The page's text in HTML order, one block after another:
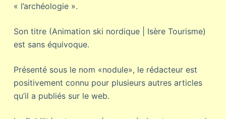
« l’archéologie ».
Son titre (Animation ski nordique | Isère Tourisme)
est sans équivoque.
Présenté sous le nom «nodule», le rédacteur est
positivement connu pour plusieurs autres articles
qu’il a publiés sur le web.